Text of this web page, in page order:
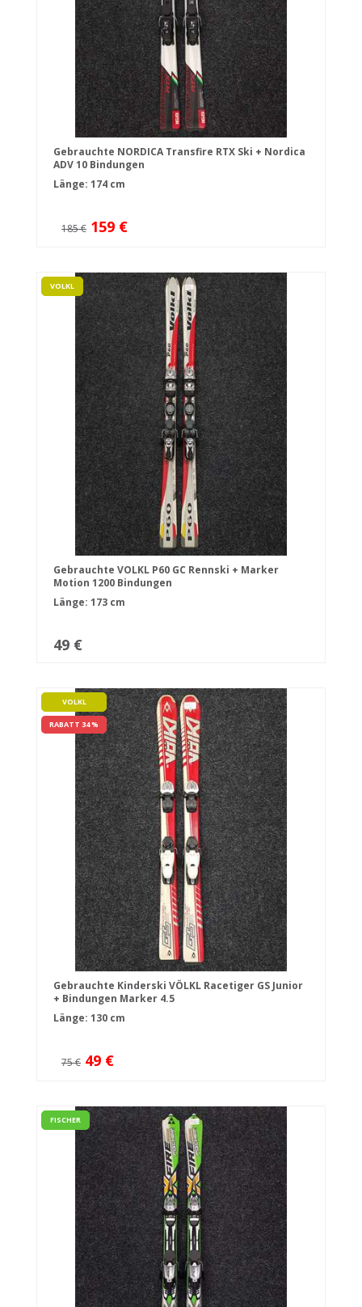
Gebrauchte NORDICA Transfire RTX Ski + Nordica
ADV 10 Bindungen
Länge: 174 cm
185 € 159 €
VOLKL
Gebrauchte VOLKL P60 GC Rennski + Marker
Motion 1200 Bindungen
Länge: 173 cm
49 €
VOLKL
RABATT 34 %
Gebrauchte Kinderski VÖLKL Racetiger GS Junior
+ Bindungen Marker 4.5
Länge: 130 cm
75 € 49 €
FISCHER